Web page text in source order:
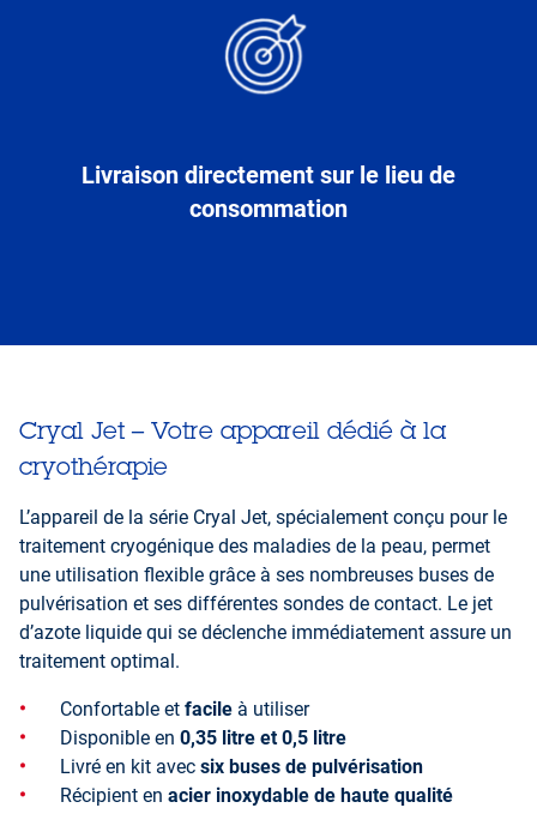
Livraison directement sur le lieu de
consommation
Cryal Jet – Votre appareil dédié à la
cryothérapie
L’appareil de la série Cryal Jet, spécialement conçu pour le
traitement cryogénique des maladies de la peau, permet
une utilisation flexible grâce à ses nombreuses buses de
pulvérisation et ses différentes sondes de contact. Le jet
d’azote liquide qui se déclenche immédiatement assure un
traitement optimal.
Confortable et facile à utiliser
Disponible en 0,35 litre et 0,5 litre
Livré en kit avec six buses de pulvérisation
Récipient en acier inoxydable de haute qualité